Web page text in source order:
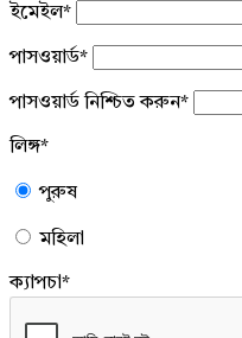
ইমেইল*
পাসওয়ার্ড*
পাসওয়ার্ড নিশ্চিত করুন*
লিঙ্গ*
পুরুষ
মহিলা
ক্যাপচা*